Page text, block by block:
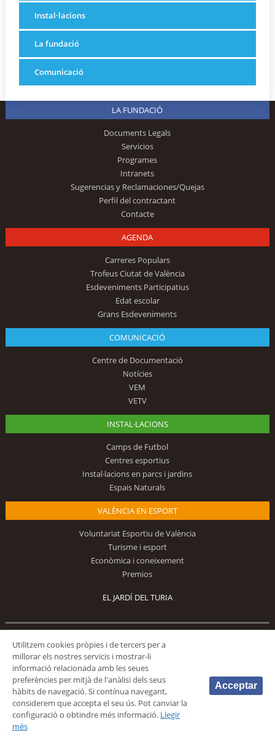
Instal·lacions
La fundació
Comunicació
LA FUNDACIÓ
Documents Legals
Servicios
Programes
Intranets
Sugerencias y Reclamaciones/Quejas
Perfil del contractant
Contacte
AGENDA
Carreres Populars
Trofeus Ciutat de València
Esdeveniments Participatius
Edat escolar
Grans Esdeveniments
COMUNICACIÓ
Centre de Documentació
Notícies
VEM
VETV
INSTAL·LACIONS
Camps de Futbol
Centres esportius
Instal·lacions en parcs i jardins
Espais Naturals
VALÈNCIA EN ESPORT
Voluntariat Esportiu de València
Turisme i esport
Econòmica i coneixement
Premios
EL JARDÍ DEL TURIA
© 2026 Fundación Deportiva Municipal Valencia |AVÍS LEGAL
Utilitzem cookies pròpies i de tercers per a
millorar els nostres servicis i mostrar-li
informació relacionada amb les seues
preferències per mitjà de l'anàlisi dels seus
hàbits de navegació. Si contínua navegant,
considerem que accepta el seu ús. Pot canviar la
configuració o obtindre més informació. Llegir
més
Acceptar